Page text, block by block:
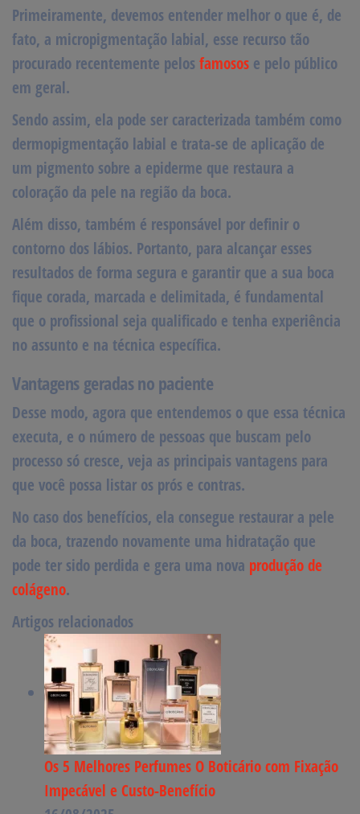
Primeiramente, devemos entender melhor o que é, de
fato, a micropigmentação labial, esse recurso tão
procurado recentemente pelos famosos e pelo público
em geral.
Sendo assim, ela pode ser caracterizada também como
dermopigmentação labial e trata-se de aplicação de
um pigmento sobre a epiderme que restaura a
coloração da pele na região da boca.
Além disso, também é responsável por definir o
contorno dos lábios. Portanto, para alcançar esses
resultados de forma segura e garantir que a sua boca
fique corada, marcada e delimitada, é fundamental
que o profissional seja qualificado e tenha experiência
no assunto e na técnica específica.
Vantagens geradas no paciente
Desse modo, agora que entendemos o que essa técnica
executa, e o número de pessoas que buscam pelo
processo só cresce, veja as principais vantagens para
que você possa listar os prós e contras.
No caso dos benefícios, ela consegue restaurar a pele
da boca, trazendo novamente uma hidratação que
pode ter sido perdida e gera uma nova produção de
colágeno.
Artigos relacionados
Os 5 Melhores Perfumes O Boticário com Fixação
Impecável e Custo-Benefício